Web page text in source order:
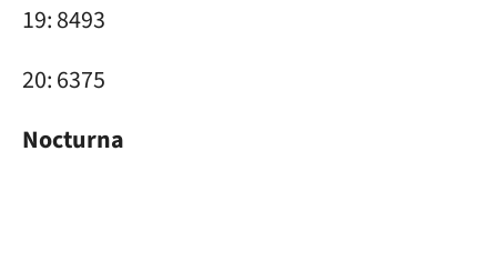
19: 8493
20: 6375
Nocturna